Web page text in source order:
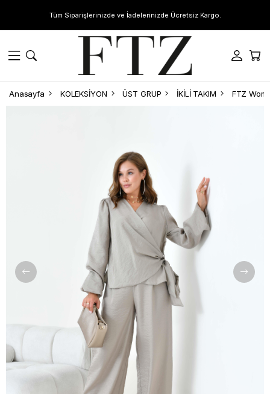
Tüm Siparişlerinizde ve İadelerinizde Ücretsiz Kargo.
Anasayfa KOLEKSİYON ÜST GRUP İKİLİ TAKIM